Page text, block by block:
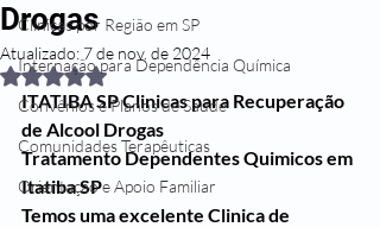
Clínicas por Região em SP
Internação para Dependência Química
Convênios e Planos de Saúde
Comunidades Terapêuticas
Orientação e Apoio Familiar
Drogas
Atualizado: 7 de nov. de 2024
Avaliado com NaN de 5 estrelas.
ITATIBA SP Clinicas para Recuperação
de Alcool Drogas
Tratamento Dependentes Quimicos em
Itatiba SP
Temos uma excelente Clinica de